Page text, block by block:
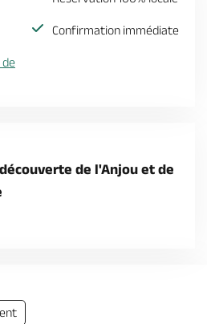
Confirmation immédiate
de
de l'Anjou et de